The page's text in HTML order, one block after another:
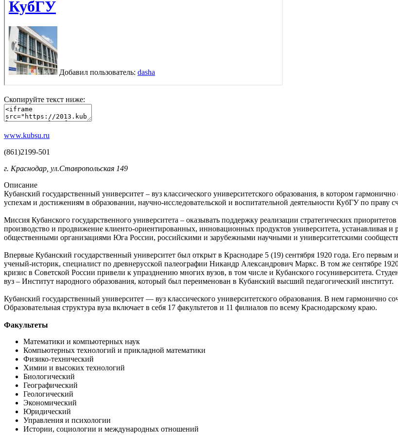
Скопируйте текст ниже:
www.kubsu.ru
(861)2199-501
г. Краснодар, ул.Ставропольская 149
Описание
Кубанский государственный университет – вуз классического университетского образования, в котором
успехам и достижениям в образовании, научно-исследовательской и воспитательной деятельности КубГУ по праву
Миссия Кубанского государственного университета – оказывать поддержку реализации стратегических
производство и продвижение клиенто-ориентированных, инновационных продуктов университета, устанавливая
общественными организациями Юга России, российскими и зарубежными научными и университетскими
Впервые Кубанский государственный университет был открыт в Краснодаре 5 (19) сентября 1920 года. Его
ученый-историк, специалист по древнерусской палеографии Никандр Александрович Маркс. В том же сентябре
кризис в Советской России привели к упразднению многих вузов, в том числе и Кубанского госуниверситета.
вуз – Институт народного образования, который был переименован в Кубанский высший педагогический институт.
Кубанский государственный университет — вуз классического университетского образования. В нем гармонично
Образовательная структура вуза включает в себя 17 факультетов и 11 филиалов по всему Краснодарскому краю.
Факультеты
Математики и компьютерных наук
Компьютерных технологий и прикладной математики
Физико-технический
Химии и высоких технологий
Биологический
Географический
Геологический
Экономический
Юридический
Управления и психологии
Истории, социологии и международных отношений